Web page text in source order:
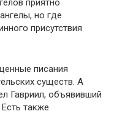
приятно
но где
присутствия
писания
существ. А
Гавриил, объявивший
также